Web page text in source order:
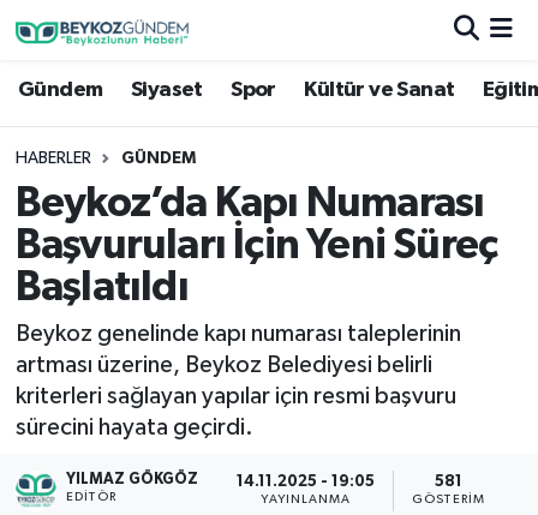
Gündem Siyaset Spor Kültür ve Sanat
HABERLER GÜNDEM
Beykoz’da Kapı Numarası
Başvuruları İçin Yeni Süreç
Başlatıldı
Beykoz genelinde kapı numarası taleplerinin
artması üzerine, Beykoz Belediyesi belirli
kriterleri sağlayan yapılar için resmi başvuru
sürecini hayata geçirdi.
YILMAZ GÖKGÖZ
EDITÖR
14.11.2025 - 19:05
YAYINLANMA
581
GÖSTERIM
Hava Durumu
Trafik Durumu
Süper Lig Puan Durumu ve Fikstür
Tüm Manşetler
Son Dakika Haberleri
Haber Arşivi